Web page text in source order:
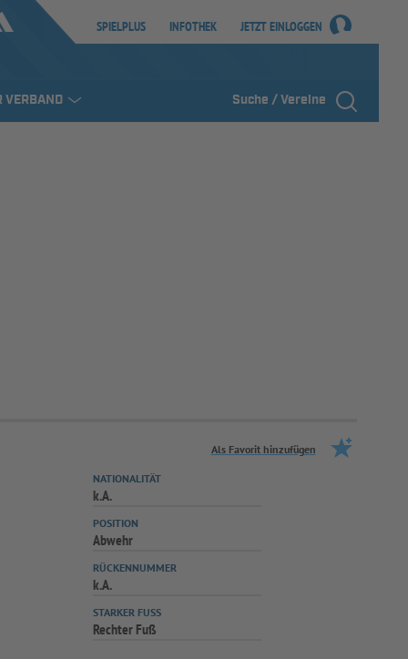
SPIELPLUS INFOTHEK JETZT EINLOGGEN
VERBAND Suche / Vereine
Als Favorit hinzufügen
NATIONALITÄT
k.A.
POSITION
Abwehr
RÜCKENNUMMER
k.A.
STARKER FUSS
Rechter Fuß